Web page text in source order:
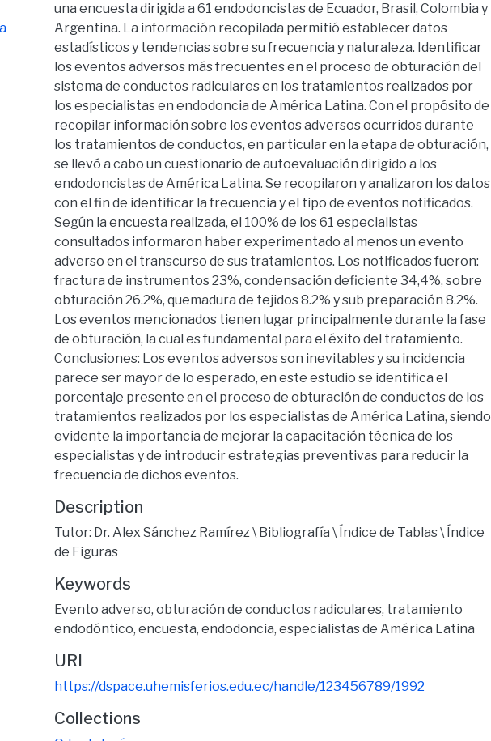
una encuesta dirigida a 61 endodoncistas de Ecuador, Brasil, Colombia y
Argentina. La información recopilada permitió establecer datos
estadísticos y tendencias sobre su frecuencia y naturaleza. Identificar
los eventos adversos más frecuentes en el proceso de obturación del
sistema de conductos radiculares en los tratamientos realizados por
los especialistas en endodoncia de América Latina. Con el propósito de
recopilar información sobre los eventos adversos ocurridos durante
los tratamientos de conductos, en particular en la etapa de obturación,
se llevó a cabo un cuestionario de autoevaluación dirigido a los
endodoncistas de América Latina. Se recopilaron y analizaron los datos
con el fin de identificar la frecuencia y el tipo de eventos notificados.
Según la encuesta realizada, el 100% de los 61 especialistas
consultados informaron haber experimentado al menos un evento
adverso en el transcurso de sus tratamientos. Los notificados fueron:
fractura de instrumentos 23%, condensación deficiente 34,4%, sobre
obturación 26.2%, quemadura de tejidos 8.2% y sub preparación 8.2%.
Los eventos mencionados tienen lugar principalmente durante la fase
de obturación, la cual es fundamental para el éxito del tratamiento.
Conclusiones: Los eventos adversos son inevitables y su incidencia
parece ser mayor de lo esperado, en este estudio se identifica el
porcentaje presente en el proceso de obturación de conductos de los
tratamientos realizados por los especialistas de América Latina, siendo
evidente la importancia de mejorar la capacitación técnica de los
especialistas y de introducir estrategias preventivas para reducir la
frecuencia de dichos eventos.
Description
Tutor: Dr. Alex Sánchez Ramírez \ Bibliografía \ Índice de Tablas \ Índice
de Figuras
Keywords
Evento adverso, obturación de conductos radiculares, tratamiento
endodóntico, encuesta, endodoncia, especialistas de América Latina
URI
https://dspace.uhemisferios.edu.ec/handle/123456789/1992
Collections